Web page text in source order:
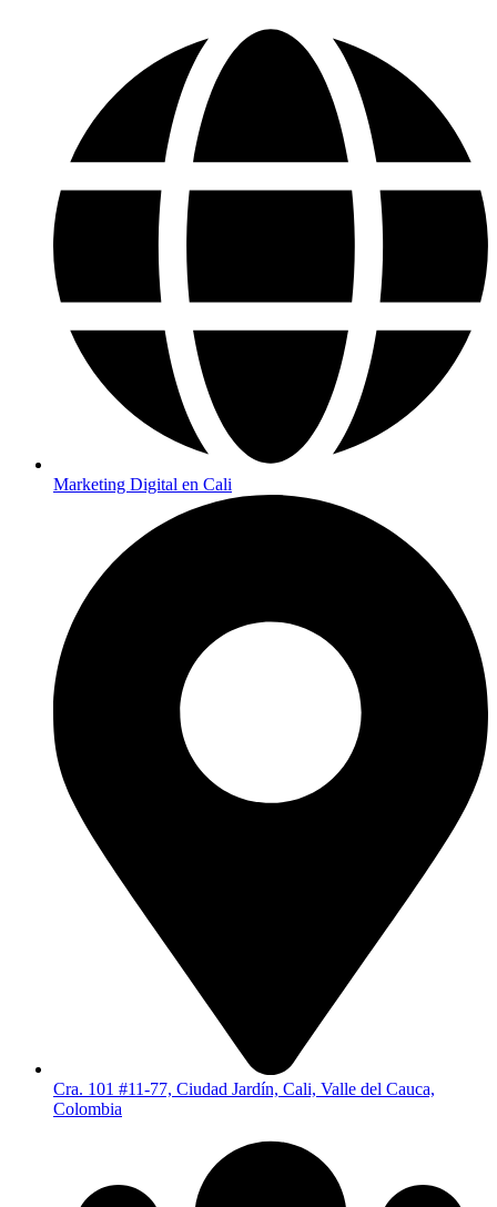
Marketing Digital en Cali
Cra. 101 #11-77, Ciudad Jardín, Cali, Valle del Cauca,
Colombia